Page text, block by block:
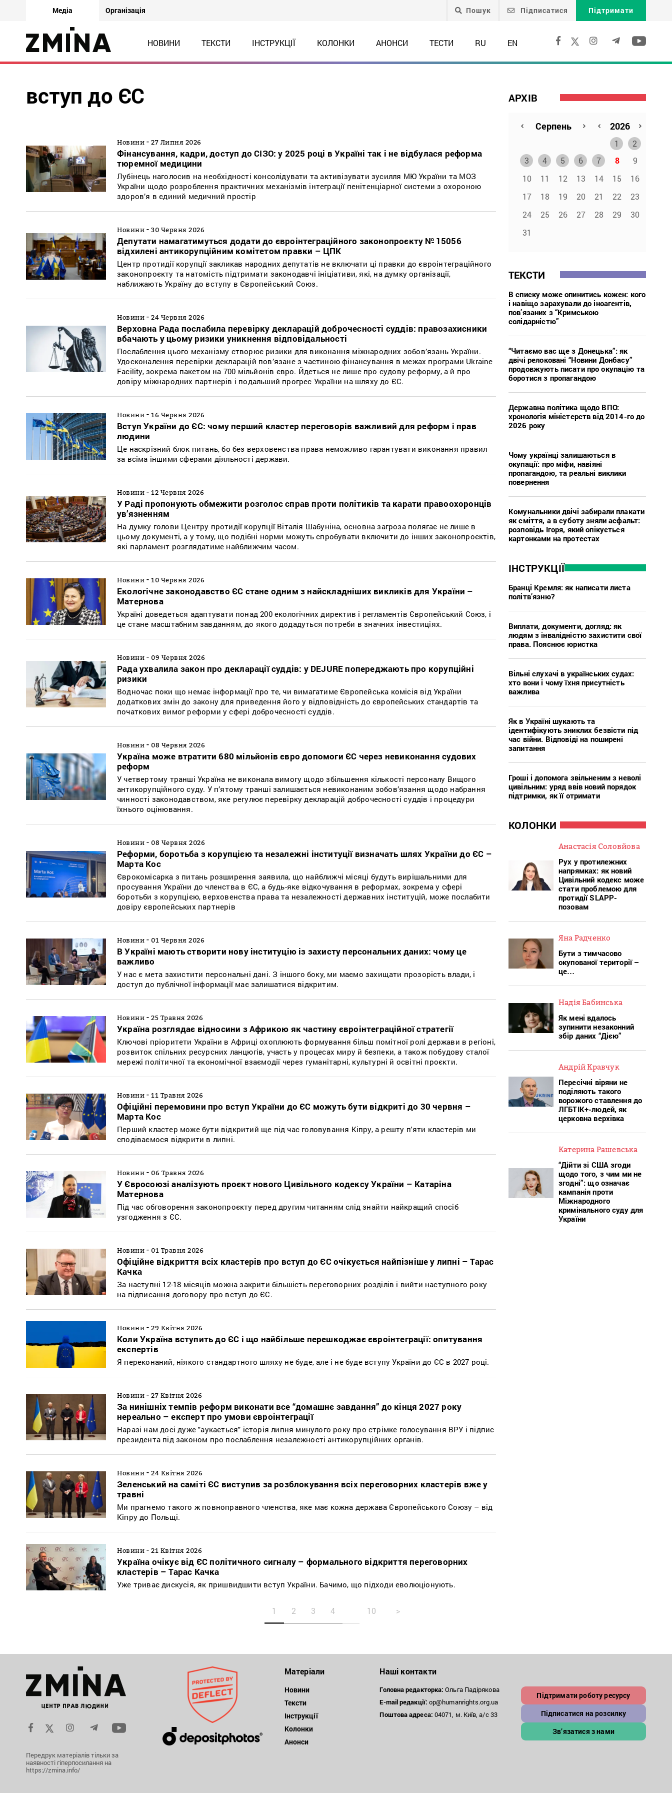
Медіа Організація Пошук Підписатися Підтримати
НОВИНИ ТЕКСТИ ІНСТРУКЦІЇ КОЛОНКИ АНОНСИ ТЕСТИ RU EN
вступ до ЄС
Новини - 27 Липня 2026
Фінансування, кадри, доступ до СІЗО: у 2025 році в Україні так і не відбулася реформа
тюремної медицини
Лубінець наголосив на необхідності консолідувати та активізувати зусилля МЮ України та МОЗ
України щодо розроблення практичних механізмів інтеграції пенітенціарної системи з охороною
здоров’я в єдиний медичний простір
Новини - 30 Червня 2026
Депутати намагатимуться додати до євроінтеграційного законопроєкту № 15056
відхилені антикорупційним комітетом правки – ЦПК
Центр протидії корупції закликав народних депутатів не включати ці правки до євроінтеграційного
законопроєкту та натомість підтримати законодавчі ініціативи, які, на думку організації,
наближають Україну до вступу в Європейський Союз.
Новини - 24 Червня 2026
Верховна Рада послабила перевірку декларацій доброчесності суддів: правозахисники
вбачають у цьому ризики уникнення відповідальності
Послаблення цього механізму створює ризики для виконання міжнародних зобов’язань України.
Удосконалення перевірки декларацій пов’язане з частиною фінансування в межах програми Ukraine
Facility, зокрема пакетом на 700 мільйонів євро. Йдеться не лише про судову реформу, а й про
довіру міжнародних партнерів і подальший прогрес України на шляху до ЄС.
Новини - 16 Червня 2026
Вступ України до ЄС: чому перший кластер переговорів важливий для реформ і прав
людини
Це наскрізний блок питань, бо без верховенства права неможливо гарантувати виконання правил
за всіма іншими сферами діяльності держави.
Новини - 12 Червня 2026
У Раді пропонують обмежити розголос справ проти політиків та карати правоохоронців
ув’язненням
На думку голови Центру протидії корупції Віталія Шабуніна, основна загроза полягає не лише в
цьому документі, а у тому, що подібні норми можуть спробувати включити до інших законопроєктів,
які парламент розглядатиме найближчим часом.
Новини - 10 Червня 2026
Екологічне законодавство ЄС стане одним з найскладніших викликів для України –
Матернова
Україні доведеться адаптувати понад 200 екологічних директив і регламентів Європейський Союз, і
це стане масштабним завданням, до якого додадуться потреби в значних інвестиціях.
Новини - 09 Червня 2026
Рада ухвалила закон про декларації суддів: у DEJURE попереджають про корупційні
ризики
Водночас поки що немає інформації про те, чи вимагатиме Європейська комісія від України
додаткових змін до закону для приведення його у відповідність до європейських стандартів та
початкових вимог реформи у сфері доброчесності суддів.
Новини - 08 Червня 2026
Україна може втратити 680 мільйонів євро допомоги ЄС через невиконання судових
реформ
У четвертому транші Україна не виконала вимогу щодо збільшення кількості персоналу Вищого
антикорупційного суду. У п’ятому транші залишається невиконаним зобов’язання щодо набрання
чинності законодавством, яке регулює перевірку декларацій доброчесності суддів і процедури
їхнього оцінювання.
Новини - 08 Червня 2026
Реформи, боротьба з корупцією та незалежні інституції визначать шлях України до ЄС –
Марта Кос
Єврокомісарка з питань розширення заявила, що найближчі місяці будуть вирішальними для
просування України до членства в ЄС, а будь-яке відкочування в реформах, зокрема у сфері
боротьби з корупцією, верховенства права та незалежності державних інституцій, може послабити
довіру європейських партнерів
Новини - 01 Червня 2026
В Україні мають створити нову інституцію із захисту персональних даних: чому це
важливо
У нас є мета захистити персональні дані. З іншого боку, ми маємо захищати прозорість влади, і
доступ до публічної інформації має залишатися відкритим.
Новини - 25 Травня 2026
Україна розглядає відносини з Африкою як частину євроінтеграційної стратегії
Ключові пріоритети України в Африці охоплюють формування більш помітної ролі держави в регіоні,
розвиток спільних ресурсних ланцюгів, участь у процесах миру й безпеки, а також побудову сталої
мережі політичної та економічної взаємодії через гуманітарні, культурні й освітні проєкти.
Новини - 11 Травня 2026
Офіційні перемовини про вступ України до ЄС можуть бути відкриті до 30 червня –
Марта Кос
Перший кластер може бути відкритий ще під час головування Кіпру, а решту п'яти кластерів ми
сподіваємося відкрити в липні.
Новини - 06 Травня 2026
У Євросоюзі аналізують проєкт нового Цивільного кодексу України – Катаріна
Матернова
Під час обговорення законопроєкту перед другим читанням слід знайти найкращий спосіб
узгодження з ЄС.
Новини - 01 Травня 2026
Офіційне відкриття всіх кластерів про вступ до ЄС очікується найпізніше у липні – Тарас
Качка
За наступні 12-18 місяців можна закрити більшість переговорних розділів і вийти наступного року
на підписання договору про вступ до ЄС.
Новини - 29 Квітня 2026
Коли Україна вступить до ЄС і що найбільше перешкоджає євроінтеграції: опитування
експертів
Я переконаний, ніякого стандартного шляху не буде, але і не буде вступу України до ЄС в 2027 році.
Новини - 27 Квітня 2026
За нинішніх темпів реформ виконати все “домашнє завдання” до кінця 2027 року
нереально – експерт про умови євроінтеграції
Наразі нам досі дуже "аукається" історія липня минулого року про стрімке голосування ВРУ і підпис
президента під законом про послаблення незалежності антикорупційних органів.
Новини - 24 Квітня 2026
Зеленський на саміті ЄС виступив за розблокування всіх переговорних кластерів вже у
травні
Ми прагнемо такого ж повноправного членства, яке має кожна держава Європейського Союзу – від
Кіпру до Польщі.
Новини - 21 Квітня 2026
Україна очікує від ЄС політичного сигналу – формального відкриття переговорних
кластерів – Тарас Качка
Уже триває дискусія, як пришвидшити вступ України. Бачимо, що підходи еволюціонують.
АРХІВ
1
2
3
4 5 6 7 8
9
10
11 12 13 14 15
16
17
18 19 20 21 22
23
24
25 26 27 28 29
30
31
ТЕКСТИ
В списку може опинитись кожен: кого
і навіщо зарахували до іноагентів,
пов’язаних з “Кримською
солідарністю”
“Читаємо вас ще з Донецька”: як
двічі релоковані “Новини Донбасу”
продовжують писати про окупацію та
боротися з пропагандою
Державна політика щодо ВПО:
хронологія міністерств від 2014-го до
2026 року
Чому українці залишаються в
окупації: про міфи, навіяні
пропагандою, та реальні виклики
повернення
Комунальники двічі забирали плакати
як сміття, а в суботу зняли асфальт:
розповідь Ігоря, який опікується
картонками на протестах
ІНСТРУКЦІЇ
Бранці Кремля: як написати листа
політв’язню?
Виплати, документи, догляд: як
людям з інвалідністю захистити свої
права. Пояснює юристка
Вільні слухачі в українських судах:
хто вони і чому їхня присутність
важлива
Як в Україні шукають та
ідентифікують зниклих безвісти під
час війни. Відповіді на поширені
запитання
Гроші і допомога звільненим з неволі
цивільним: уряд ввів новий порядок
підтримки, як її отримати
КОЛОНКИ
Анастасія Соловйова
Рух у протилежних
напрямках: як новий
Цивільний кодекс може
стати проблемою для
протидії SLAPP-
позовам
Яна Радченко
Бути з тимчасово
окупованої території –
це…
Надія Бабинська
Як мені вдалось
зупинити незаконний
збір даних “Дією”
Андрій Кравчук
Пересічні віряни не
поділяють такого
ворожого ставлення до
ЛГБТІК+-людей, як
церковна верхівка
Катерина Рашевська
“Дійти зі США згоди
щодо того, з чим ми не
згодні”: що означає
кампанія проти
Міжнародного
кримінального суду для
України
1 2 3 4 10 >
Передрук матеріалів тільки за
наявності гіперпосилання на
https://zmina.info/
Матеріали
Новини
Тексти
Інструкції
Колонки
Анонси
Наші контакти
Головна редакторка: Ольга Падірякова
E-mail редакції: op@humanrights.org.ua
Поштоваадреса: 04071, м. Київ, а/с 33
Підтримати роботу ресурсу
Підписатися на розсилку
Зв’язатися з нами